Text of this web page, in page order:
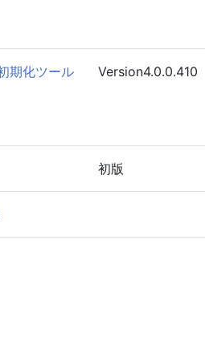
期化ツール Version4.0.0.410
初版